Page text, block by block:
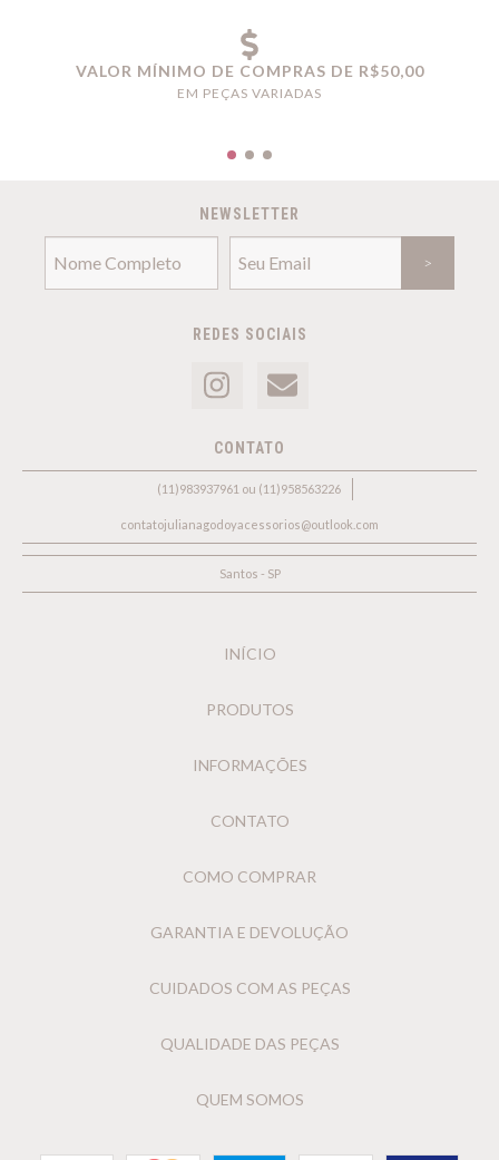
VALOR MÍNIMO DE COMPRAS DE R$50,00
EM PEÇAS VARIADAS
NEWSLETTER
REDES SOCIAIS
CONTATO
(11)983937961 ou (11)958563226
contatojulianagodoyacessorios@outlook.com
Santos - SP
INÍCIO
PRODUTOS
INFORMAÇÕES
CONTATO
COMO COMPRAR
GARANTIA E DEVOLUÇÃO
CUIDADOS COM AS PEÇAS
QUALIDADE DAS PEÇAS
QUEM SOMOS